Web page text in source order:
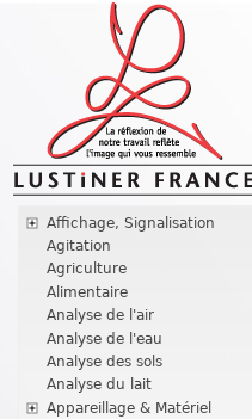
Affichage, Signalisation
Agitation
Agriculture
Alimentaire
Analyse de l'air
Analyse de l'eau
Analyse des sols
Analyse du lait
Appareillage & Matériel